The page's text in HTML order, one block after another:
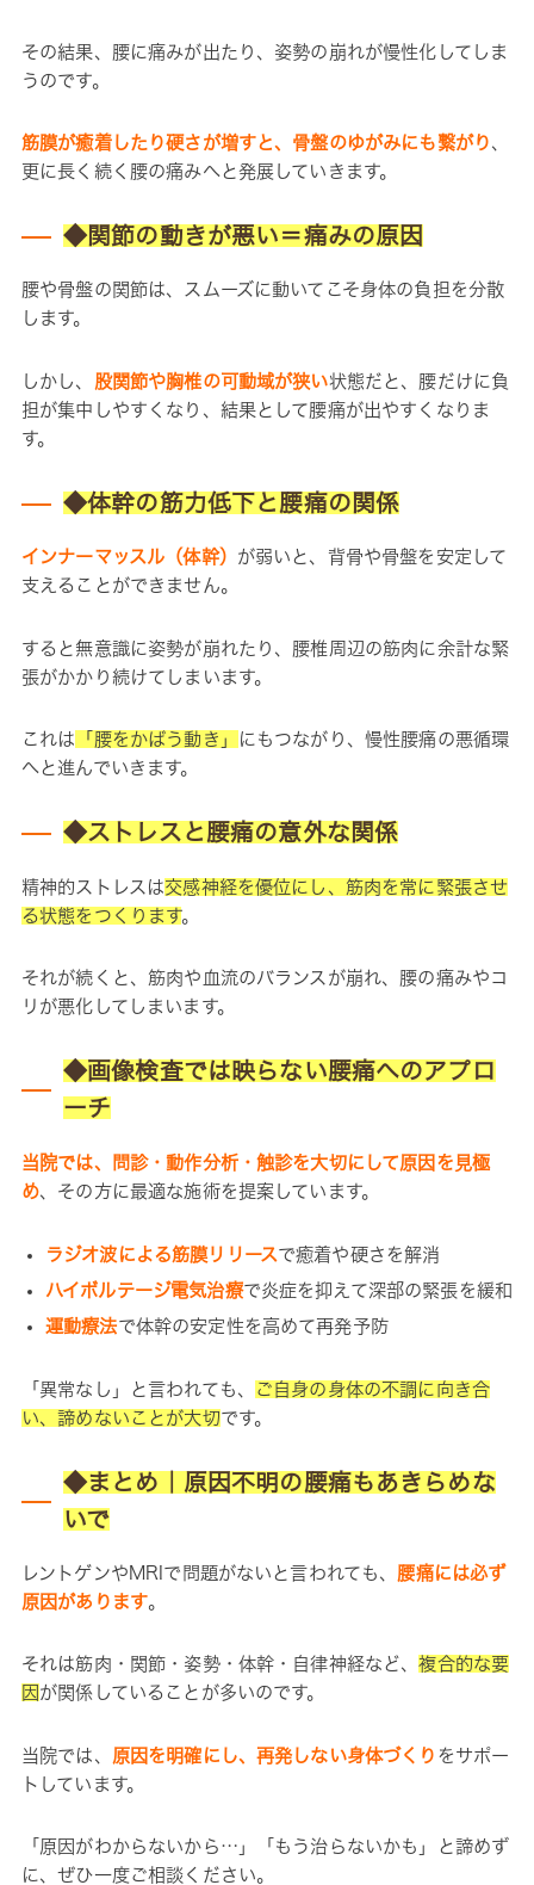
その結果、腰に痛みが出たり、姿勢の崩れが慢性化してしま
うのです。
筋膜が癒着したり硬さが増すと、骨盤のゆがみにも繋がり 、
更に長く続く腰の痛みへと発展していきます。
◆関節の動きが悪い＝痛みの原因
腰や骨盤の関節は、スムーズに動いてこそ身体の負担を分散
します。
しかし、 股関節や胸椎の可動域が狭い状態だと、腰だけに負
担が集中しやすくなり、結果として腰痛が出やすくなりま
す。
◆体幹の筋力低下と腰痛の関係
インナーマッスル（体幹） が弱いと、背骨や骨盤を安定して
支えることができません。
すると無意識に姿勢が崩れたり、腰椎周辺の筋肉に余計な緊
張がかかり続けてしまいます。
これは 「腰をかばう動き」
にもつながり、慢性腰痛の悪循環
へと進んでいきます。
◆ストレスと腰痛の意外な関係
精神的ストレスは交感神経を優位にし、筋肉を常に緊張させ
る状態をつくります。
それが続くと、筋肉や血流のバランスが崩れ、腰の痛みやコ
リが悪化してしまいます。
◆画像検査では映らない腰痛へのアプロ
ーチ
当院では、問診・動作分析・触診を大切にして原因を見極
め、その方に最適な施術を提案しています。
ラジオ波による筋膜リリース で癒着や硬さを解消
ハイボルテージ電気治療で炎症を抑えて深部の緊張を緩和
運動療法で体幹の安定性を高めて再発予防
「異常なし」と言われても、
ご自身の身体の不調に向き合
い、諦めないことが大切です。
◆まとめ｜原因不明の腰痛もあきらめな
いで
レントゲンやMRIで問題がないと言われても、 腰痛には必ず
原因があります。
それは筋肉・関節・姿勢・体幹・自律神経など、複合的な要
因 が関係していることが多いのです。
当院では、 原因を明確にし、再発しない身体づくり をサポー
トしています。
「原因がわからないから…」「もう治らないかも」と諦めず
に、ぜひ一度ご相談ください。